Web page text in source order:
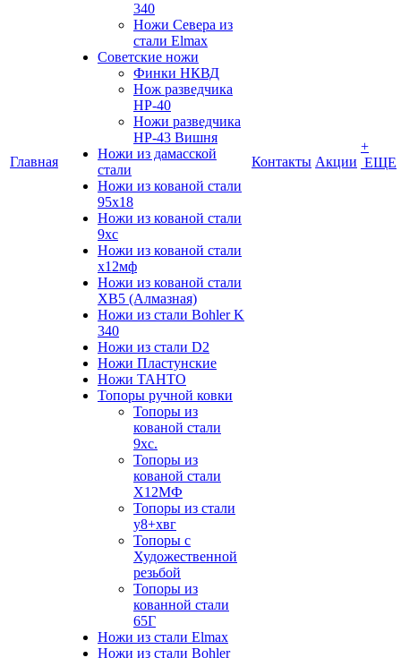
Главная
340
Ножи Севера из
стали Elmax
Советские ножи
Финки НКВД
Нож разведчика
НР-40
Ножи разведчика
НР-43 Вишня
Ножи из дамасской
стали
Ножи из кованой стали
95х18
Ножи из кованой стали
9хс
Ножи из кованой стали
х12мф
Ножи из кованой стали
ХВ5 (Алмазная)
Ножи из стали Bohler K
340
Ножи из стали D2
Ножи Пластунские
Ножи ТАНТО
Топоры ручной ковки
Топоры из
кованой стали
9хс.
Топоры из
кованой стали
Х12МФ
Топоры из стали
у8+хвг
Топоры с
Художественной
резьбой
Топоры из
кованной стали
65Г
Ножи из стали Elmax
Ножи из стали Bohler
Контакты Акции
+
ЕЩЕ